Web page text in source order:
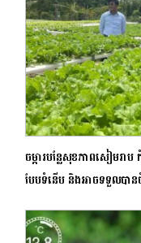
ចម្ការបន្លែសុខភាពសៀមរាប
បែបទំនើប និងអាចទទួលបា